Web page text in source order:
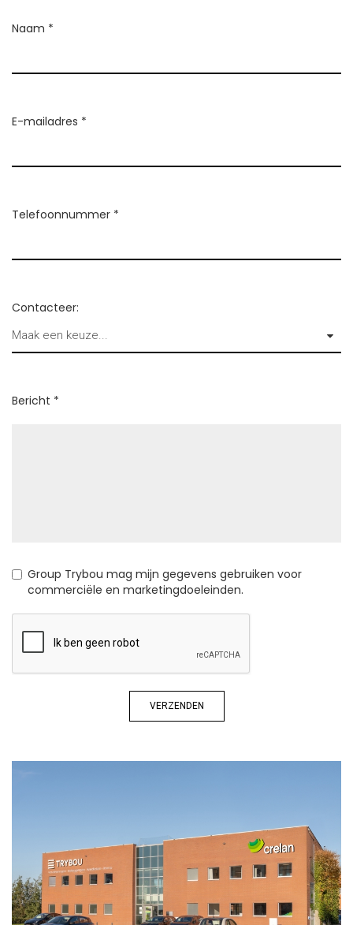
Naam *
E-mailadres *
Telefoonnummer *
Contacteer:
Bericht *
Group Trybou mag mijn gegevens gebruiken voor
commerciële en marketingdoeleinden.
VERZENDEN